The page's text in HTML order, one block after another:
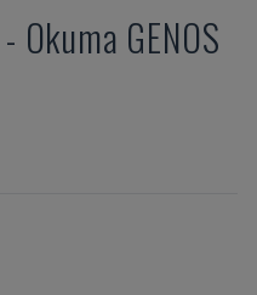
- Okuma GENOS